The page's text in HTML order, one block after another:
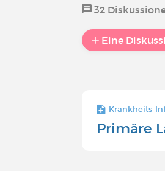
32
Eine
Krankheits-
Primäre